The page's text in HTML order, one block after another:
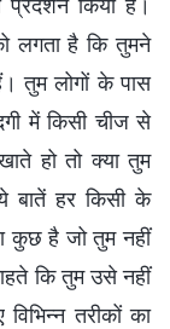
लगता है कि तुमने
तुम लोगों के पास
में किसी चीज से
हो तो क्या तुम
बातें हर किसी के
कुछ है जो तुम नहीं
कि तुम उसे नहीं
तरीकों का